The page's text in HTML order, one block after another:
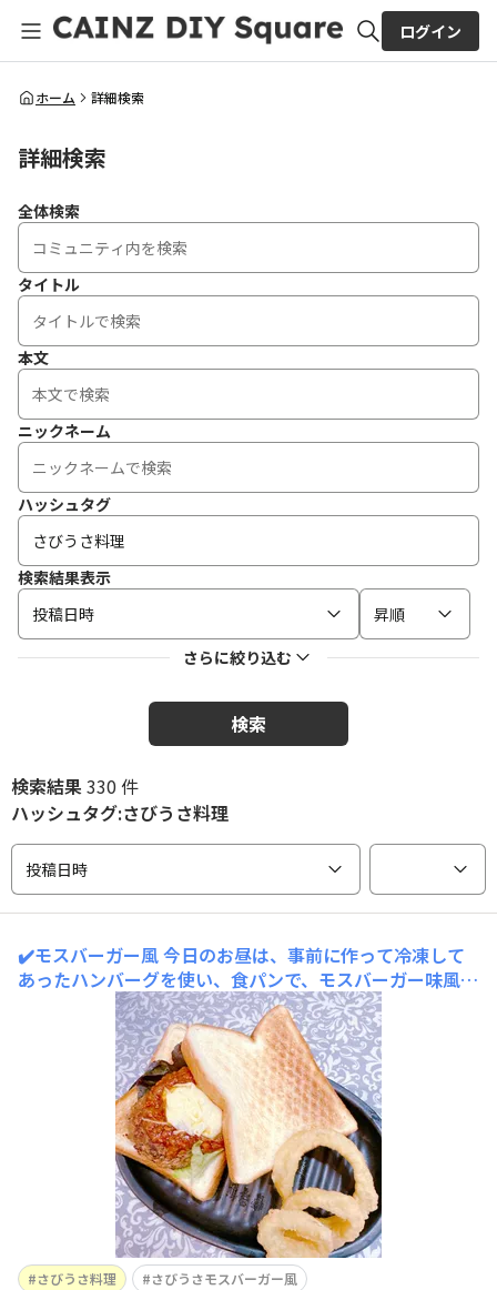
全体検索
ログイン
ホーム 詳細検索
詳細検索
全体検索
タイトル
本文
ニックネーム
ハッシュタグ
検索結果表示
投稿日時
昇順
さらに絞り込む
検索
検索結果330 件
ハッシュタグ:さびうさ料理
投稿日時
✔️モスバーガー風今日のお昼は、事前に作って冷凍して
あったハンバーグを使い、食パンで、モスバーガー味風に
しました🍔美味しかったです😋今回は、KAGOMEのボロ
ネーゼソースを使いましたが、自分でも作れます→http
s://diy-square.cainz.com/announcements/2wf5voxdw
さびうさ料理 さびうさモスバーガー風